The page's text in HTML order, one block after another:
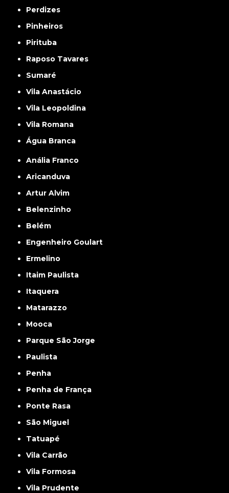
Perdizes
Pinheiros
Pirituba
Raposo Tavares
Sumaré
Vila Anastácio
Vila Leopoldina
Vila Romana
Água Branca
Anália Franco
Aricanduva
Artur Alvim
Belenzinho
Belém
Engenheiro Goulart
Ermelino
Itaim Paulista
Itaquera
Matarazzo
Mooca
Parque São Jorge
Paulista
Penha
Penha de França
Ponte Rasa
São Miguel
Tatuapé
Vila Carrão
Vila Formosa
Vila Prudente